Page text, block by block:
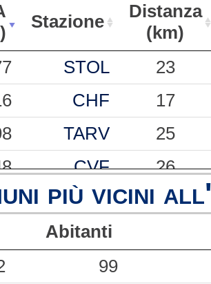
Stazione
Distanza
(km)
Stazione
Distanza
(km)
STOL
23
CHF
17
TARV
25
CVF
26
RST
23
DRN
GESC
più vicini
Abitanti
99